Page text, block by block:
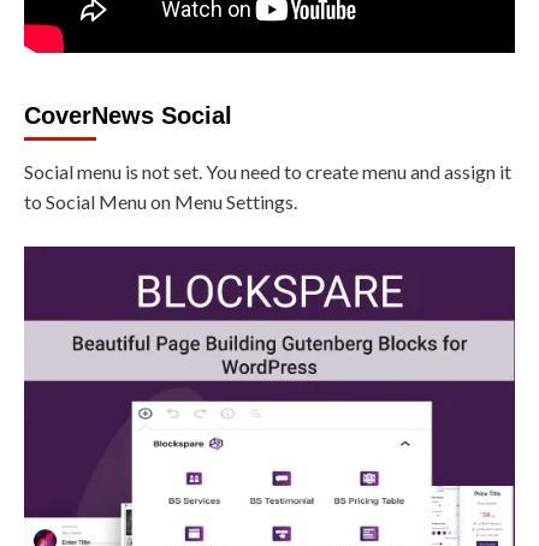
CoverNews Social
Social menu is not set. You need to create menu and assign it
to Social Menu on Menu Settings.